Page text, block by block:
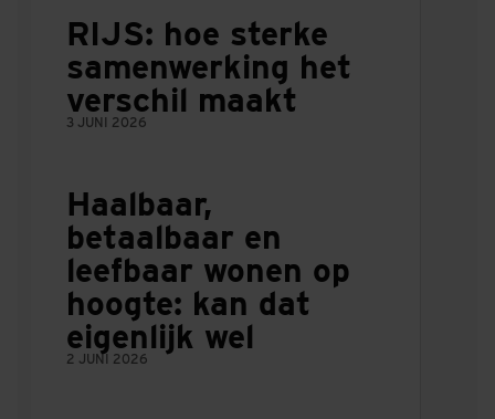
RIJS: hoe sterke
samenwerking het
verschil maakt
3 JUNI 2026
Haalbaar,
betaalbaar en
leefbaar wonen op
hoogte: kan dat
eigenlijk wel
2 JUNI 2026